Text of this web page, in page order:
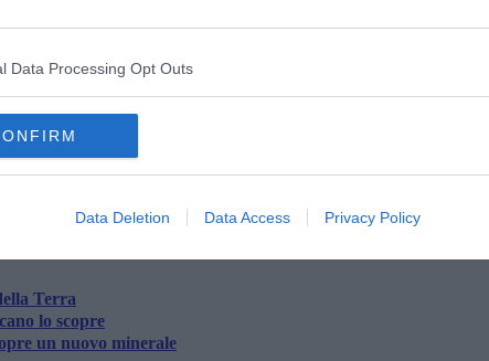
Data Processing Opt Outs
Data Deletion Data Access Privacy Policy
della vita sulla Terra”.
iscriviti allaNewsletter QUInews - ToscanaMedia.
nella tua casella di posta.
Terra
lo scopre
un nuovo minerale